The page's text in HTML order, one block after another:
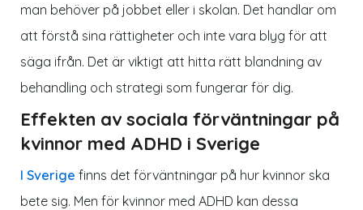
man behöver på jobbet eller i skolan. Det handlar om
att förstå sina rättigheter och inte vara blyg för att
säga ifrån. Det är viktigt att hitta rätt blandning av
behandling och strategi som fungerar för dig.
Effekten av sociala förväntningar på
kvinnor med ADHD i Sverige
I Sverige finns det förväntningar på hur kvinnor ska
bete sig. Men för kvinnor med ADHD kan dessa